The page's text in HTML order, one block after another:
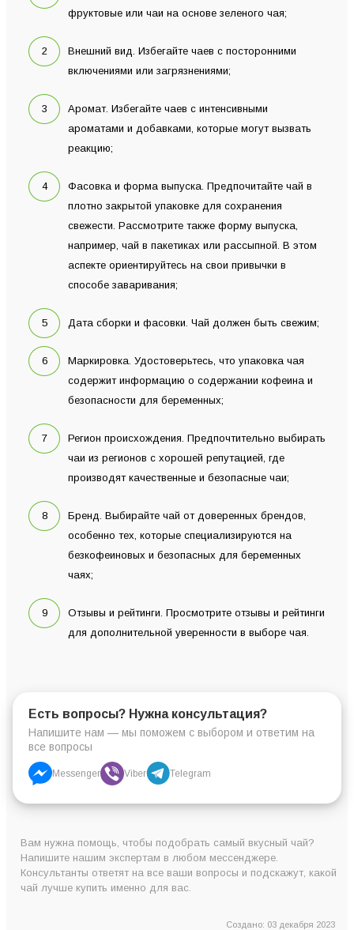
фруктовые или чаи на основе зеленого чая;
Внешний вид. Избегайте чаев с посторонними
включениями или загрязнениями;
Аромат. Избегайте чаев с интенсивными
ароматами и добавками, которые могут вызвать
реакцию;
Фасовка и форма выпуска. Предпочитайте чай в
плотно закрытой упаковке для сохранения
свежести. Рассмотрите также форму выпуска,
например, чай в пакетиках или рассыпной. В этом
аспекте ориентируйтесь на свои привычки в
способе заваривания;
Дата сборки и фасовки. Чай должен быть свежим;
Маркировка. Удостоверьтесь, что упаковка чая
содержит информацию о содержании кофеина и
безопасности для беременных;
Регион происхождения. Предпочтительно выбирать
чаи из регионов с хорошей репутацией, где
производят качественные и безопасные чаи;
Бренд. Выбирайте чай от доверенных брендов,
особенно тех, которые специализируются на
безкофеиновых и безопасных для беременных
чаях;
Отзывы и рейтинги. Просмотрите отзывы и рейтинги
для дополнительной уверенности в выборе чая.
Есть вопросы? Нужна консультация?
Напишите нам — мы поможем с выбором и ответим на
все вопросы
Messenger Viber Telegram
Вам нужна помощь, чтобы подобрать самый вкусный чай?
Напишите нашим экспертам в любом мессенджере.
Консультанты ответят на все ваши вопросы и подскажут, какой
чай лучше купить именно для вас.
Создано: 03 декабря 2023